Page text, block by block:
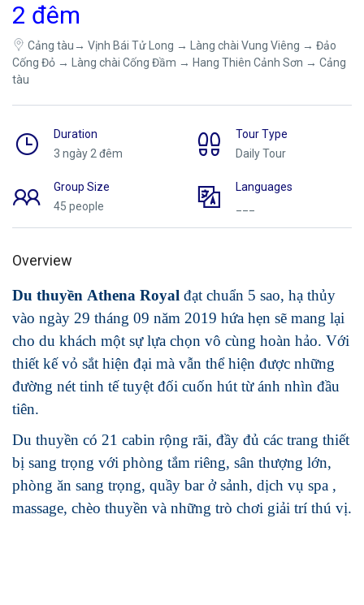
2 đêm
Cảng tàu→ Vịnh Bái Tử Long → Làng chài Vung Viêng → Đảo
Cống Đỏ → Làng chài Cống Đầm → Hang Thiên Cảnh Sơn → Cảng
tàu
Duration
3 ngày 2 đêm
Tour Type
Daily Tour
Group Size
45 people
Languages
Overview
Du thuyền Athena Royal đạt chuẩn 5 sao, hạ thủy
vào ngày 29 tháng 09 năm 2019 hứa hẹn sẽ mang lại
cho du khách một sự lựa chọn vô cùng hoàn hảo. Với
thiết kế vỏ sắt hiện đại mà vẫn thể hiện được những
đường nét tinh tế tuyệt đối cuốn hút từ ánh nhìn đầu
tiên.
Du thuyền có 21 cabin rộng rãi, đầy đủ các trang thiết
bị sang trọng với phòng tắm riêng, sân thượng lớn,
phòng ăn sang trọng, quầy bar ở sảnh, dịch vụ spa ,
massage, chèo thuyền và những trò chơi giải trí thú vị.